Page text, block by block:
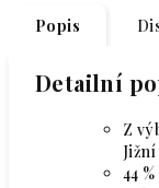
Popis
Detailní
Z
44